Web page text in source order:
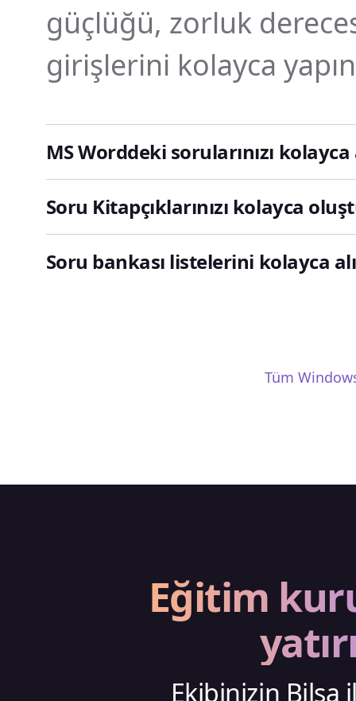
güçlüğü, zorluk
girişlerini kolayca
MS Worddeki sorularınızı
Soru Kitapçıklarınızı kolayca
Soru bankası listelerini kolayca
Tüm
Eğitim
Ekibinizin Bilsa